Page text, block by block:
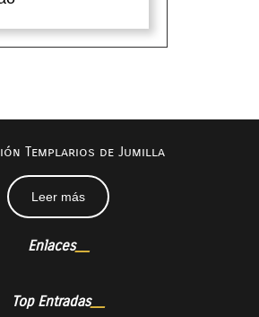
Templarios de Jumilla
Leer más
Enlaces
Top Entradas